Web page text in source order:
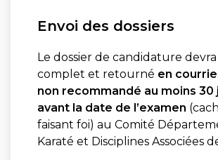
Envoi des dossiers
Le dossier de candidature
complet et retourné en
non recommandé au moins 30
avant la date de l’examen
faisant foi) au Comité
Karaté et Disciplines Associées